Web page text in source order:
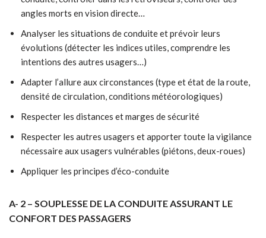
angles morts en vision directe…
Analyser les situations de conduite et prévoir leurs
évolutions (détecter les indices utiles, comprendre les
intentions des autres usagers…)
Adapter l’allure aux circonstances (type et état de la route,
densité de circulation, conditions météorologiques)
Respecter les distances et marges de sécurité
Respecter les autres usagers et apporter toute la vigilance
nécessaire aux usagers vulnérables (piétons, deux-roues)
Appliquer les principes d’éco-conduite
A- 2 – SOUPLESSE DE LA CONDUITE ASSURANT LE
CONFORT DES PASSAGERS